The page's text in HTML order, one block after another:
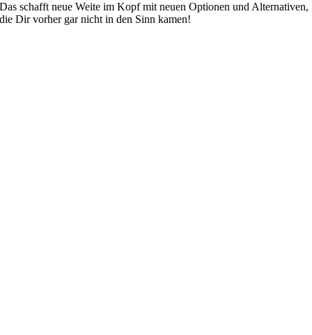
Das schafft neue Weite im Kopf mit neuen Optionen und Alternativen,
die Dir vorher gar nicht in den Sinn kamen!